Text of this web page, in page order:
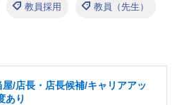
教員採用 教員（先生）
/店長・店長候補/キャリアアッ
あり